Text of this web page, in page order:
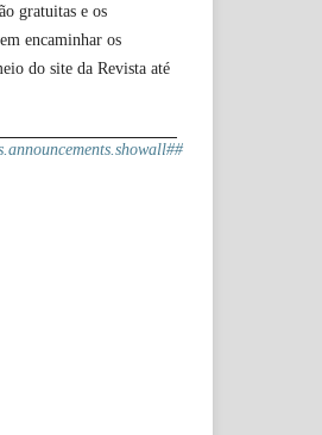
gratuitas e os
encaminhar os
do site da Revista até